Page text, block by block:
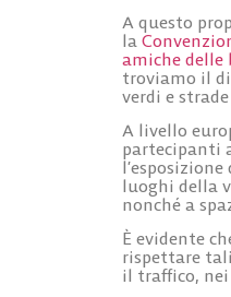
A questo
la
amiche delle
troviamo il
verdi e
A livello
partecipanti
luoghi della
nonché a
È evidente
rispettare
il traffico,